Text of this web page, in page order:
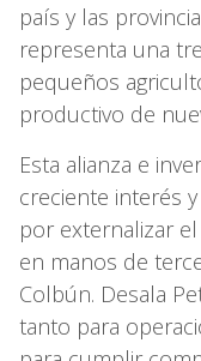
país y las
representa una
pequeños
productivo de
Esta alianza e
creciente interés
por externalizar
en manos de
Colbún. Desala
tanto para